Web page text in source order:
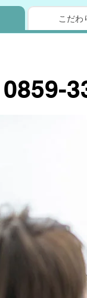
こだわ
0859-